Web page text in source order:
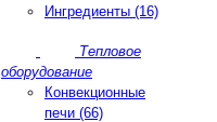
Ингредиенты (16)
Тепловое
оборудование
Конвекционные
печи (66)